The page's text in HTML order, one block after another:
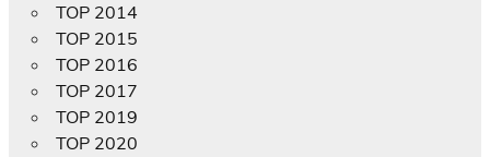
TOP 2014
TOP 2015
TOP 2016
TOP 2017
TOP 2019
TOP 2020